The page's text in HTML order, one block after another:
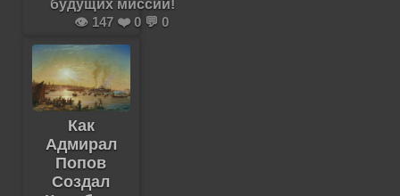
будущих миссий!
👁️ 147 ❤️ 0 💬 0
Как
Адмирал
Попов
Создал